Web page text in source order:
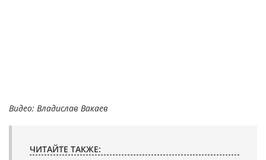
Видео: Владислав Вакаев
ЧИТАЙТЕ ТАКЖЕ: